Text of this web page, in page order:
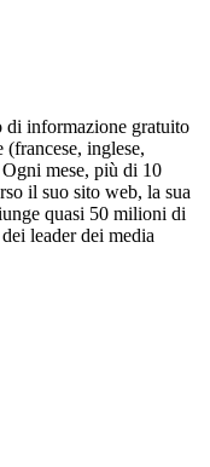
di informazione gratuito
inglese,
mese, più di 10
il suo sito web, la sua
quasi 50 milioni di
leader dei media